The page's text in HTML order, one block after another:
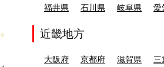
福井県 石川県 岐阜県 愛
近畿地方
大阪府 京都府 滋賀県 三